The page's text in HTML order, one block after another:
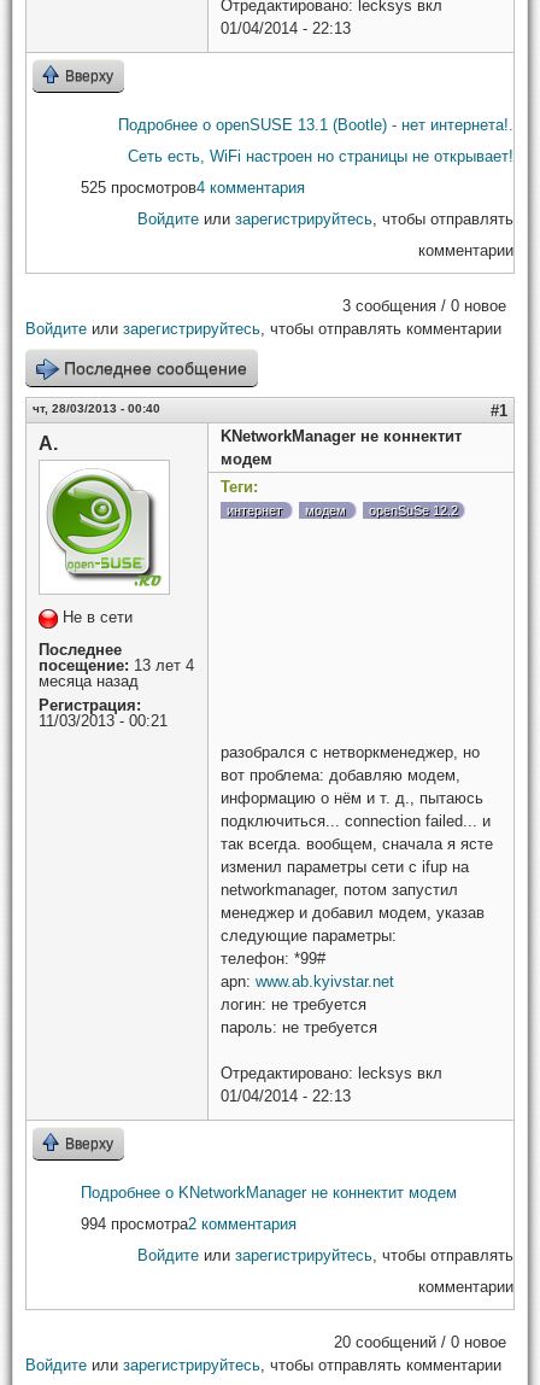
Отредактировано: lecksys вкл
01/04/2014 - 22:13
Вверху
Подробнее о openSUSE 13.1 (Bootle) - нет интернета!.
Сеть есть, WiFi настроен но страницы не открывает!
525 просмотров4 комментария
Войдите или зарегистрируйтесь , чтобы отправлять
комментарии
3 сообщения / 0 новое
Войдите или зарегистрируйтесь , чтобы отправлять комментарии
Последнее сообщение
чт, 28/03/2013 - 00:40 #1
А.
Не в сети
Последнее
посещение: 13 лет 4
месяца назад
Регистрация:
11/03/2013 - 00:21
KNetworkManager не коннектит
модем
Теги:
интернет модем openSuSe 12.2
разобрался с нетворкменеджер, но
вот проблема: добавляю модем,
информацию о нём и т. д., пытаюсь
подключиться... connection failed... и
так всегда. вообщем, сначала я ясте
изменил параметры сети с ifup на
networkmanager, потом запустил
менеджер и добавил модем, указав
следующие параметры:
телефон: *99#
apn: www.ab.kyivstar.net
логин: не требуется
пароль: не требуется
Отредактировано: lecksys вкл
01/04/2014 - 22:13
Вверху
Подробнее о KNetworkManager не коннектит модем
994 просмотра2 комментария
Войдите или зарегистрируйтесь, чтобы отправлять
комментарии
20 сообщений / 0 новое
Войдите или зарегистрируйтесь, чтобы отправлять комментарии